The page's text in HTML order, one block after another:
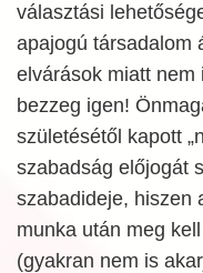
választási
apajogú társadalom
elvárások miatt nem
bezzeg igen!
születésétől kapott
szabadság előjogát
szabadideje, hiszen
munka után meg
(gyakran nem is